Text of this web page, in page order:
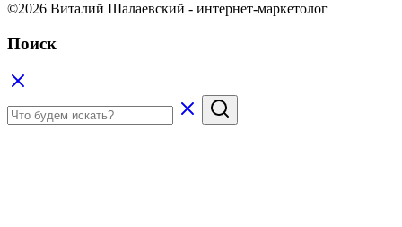
©2026 Виталий Шалаевский - интернет-маркетолог
Поиск